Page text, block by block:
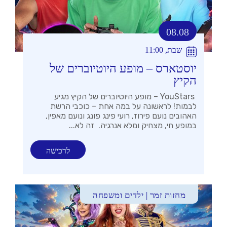
08.08
שבת, 11:00
יוסטארס – מופע היוטיוברים של
הקיץ
YouStars – מופע היוטיוברים של הקיץ מגיע
לבמות! לראשונה על במה אחת – כוכבי הרשת
האהובים נועם פירוז, רועי פינג פונג ונועם מאפין,
במופע חי, מצחיק ומלא אנרגיה. זה לא...
לרכישה
מחזות זמר | ילדים ומשפחה